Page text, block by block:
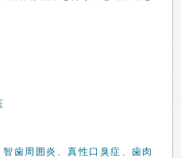
智歯周囲炎 、真性口臭症 、 歯肉